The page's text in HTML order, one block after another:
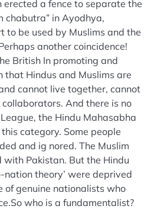
a fence to separate the
chabutra” in Ayodhya,
to be used by Muslims and the
another coincidence!
British In promoting and
Hindus and Muslims are
cannot live together, cannot
And there is no
the Hindu Mahasabha
category. Some people
and ig nored. The Muslim
Pakistan. But the Hindu
nation theory’ were deprived
of genuine nationalists who
who is a fundamentalist?